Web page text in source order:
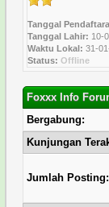
Tanggal
Tanggal Lahir: 10-
Waktu Lokal: 31-
Status: Offline
Foxxx Info
Bergabung:
Kunjungan
Jumlah Posting: